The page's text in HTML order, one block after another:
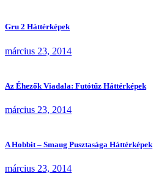
Gru 2 Háttérképek
március 23, 2014
Az Éhezők Viadala: Futótűz Háttérképek
március 23, 2014
A Hobbit – Smaug Pusztasága Háttérképek
március 23, 2014